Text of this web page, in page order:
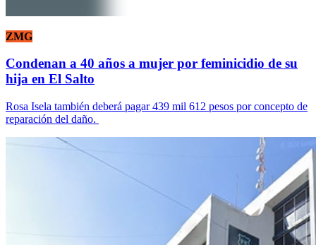
ZMG
Condenan a 40 años a mujer por feminicidio de su
hija en El Salto
Rosa Isela también deberá pagar 439 mil 612 pesos por concepto de
reparación del daño.